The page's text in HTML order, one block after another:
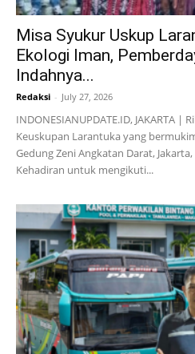
Misa Syukur Uskup
Ekologi Iman,
Indahnya...
Redaksi - July 27, 2026
INDONESIANUPDATE.ID, JAKARTA |
Keuskupan Larantuka yang
Gedung Zeni Angkatan Darat,
Kehadiran untuk mengikuti...